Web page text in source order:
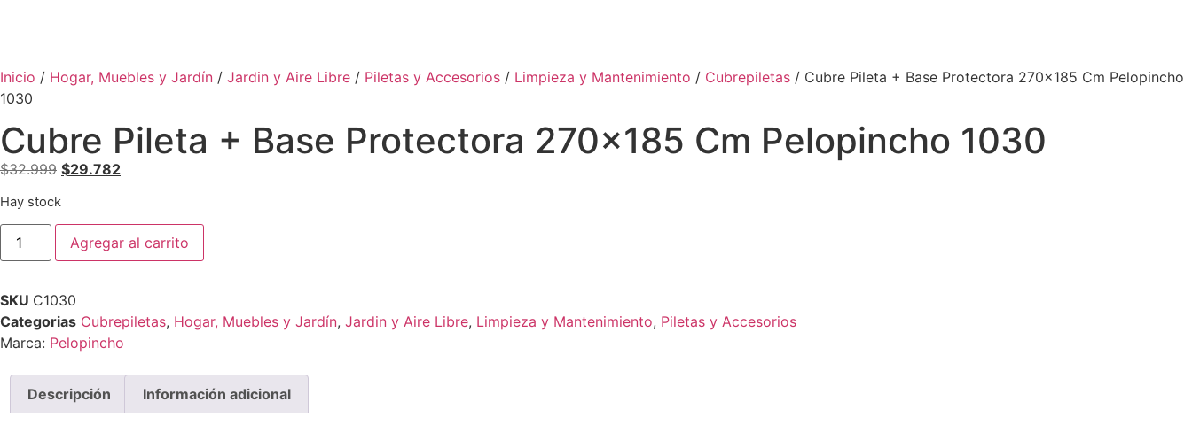
Inicio / Hogar, Muebles y Jardín / Jardin y Aire Libre / Piletas y Accesorios / Limpieza y Mantenimiento / Cubrepiletas / Cubre Pileta + Base Protectora 270×185 Cm Pelopincho
1030
Cubre Pileta + Base Protectora 270×185 Cm Pelopincho 1030
$32.999 $29.782
Hay stock
Agregar al carrito
SKU C1030
Categorias Cubrepiletas, Hogar, Muebles y Jardín, Jardin y Aire Libre, Limpieza y Mantenimiento, Piletas y Accesorios
Marca: Pelopincho
Descripción Información adicional